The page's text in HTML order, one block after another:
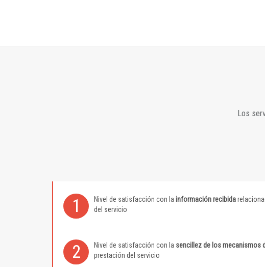
Los
1 Nivel de satisfacción con la información recibida
del servicio
2 Nivel de satisfacción con la sencillez de los mecanismos
prestación del servicio